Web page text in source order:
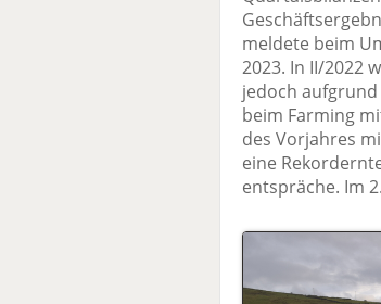
meldete beim
2023. In II/2022
jedoch
beim Farming
des Vorjahres
eine
entspräche. Im